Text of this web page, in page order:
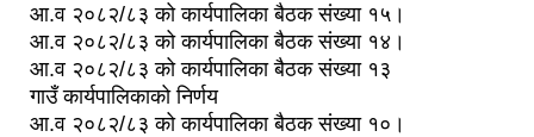
आ.व २०८२/८३ को कार्यपालिका बैठक संख्या १५।
आ.व २०८२/८३ को कार्यपालिका बैठक संख्या १४।
आ.व २०८२/८३ को कार्यपालिका बैठक संख्या १३
गाउँ कार्यपालिकाको निर्णय
आ.व २०८२/८३ को कार्यपालिका बैठक संख्या १०।